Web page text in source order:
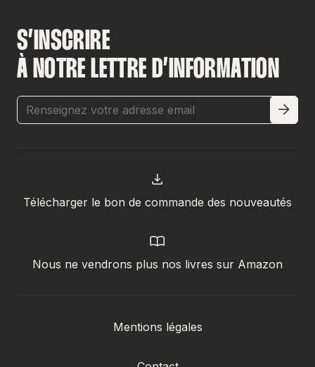
S’INSCRIRE
À NOTRE LETTRE D’INFORMATION
Télécharger le bon de commande des nouveautés
Nous ne vendrons plus nos livres sur Amazon
Mentions légales